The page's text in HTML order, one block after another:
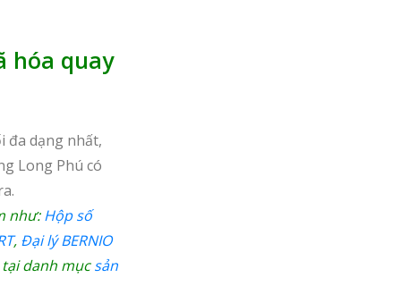
hóa quay
đa dạng nhất,
Long Phú có
như:Hộp số
, Đại lý BERNIO
danh mụcsản